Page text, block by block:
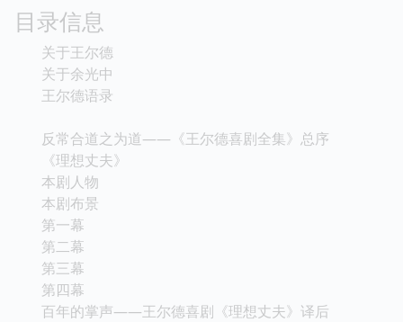
目录信息
关于王尔德
关于余光中
王尔德语录
反常合道之为道——《王尔德喜剧全集》总序
《理想丈夫》
本剧人物
本剧布景
第一幕
第二幕
第三幕
第四幕
百年的掌声——王尔德喜剧《理想丈夫》译后